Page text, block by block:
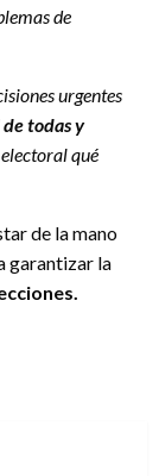
de
urgentes
todas y
electoral qué
de la mano
garantizar la